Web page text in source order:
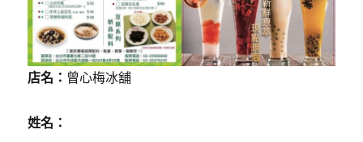
店名： 曾心梅冰舖
姓名：